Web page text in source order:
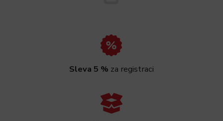
Sleva 5 % za registraci